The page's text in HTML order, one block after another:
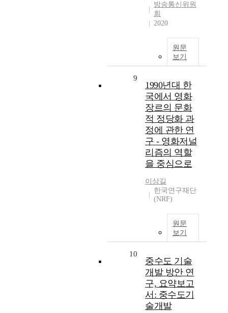
방송통신위원
회
2020
원문
보기
9
1990년대 한
국에서 영화
장르의 문화
적 정당화 과
정에 관한 연
구 - 영화저널
리즘의 역할
을 중심으로
이상길
한국연구재단
(NRF)
원문
보기
10
중수도 기술
개발 방안 연
구, 요약보고
서: 중수도기
술개발